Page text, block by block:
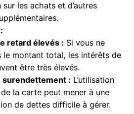
les achats et d’autres
retard élevés : Si vous ne
le montant total, les intérêts de
être très élevés.
surendettement : L’utilisation
la carte peut mener à une
de dettes difficile à gérer.